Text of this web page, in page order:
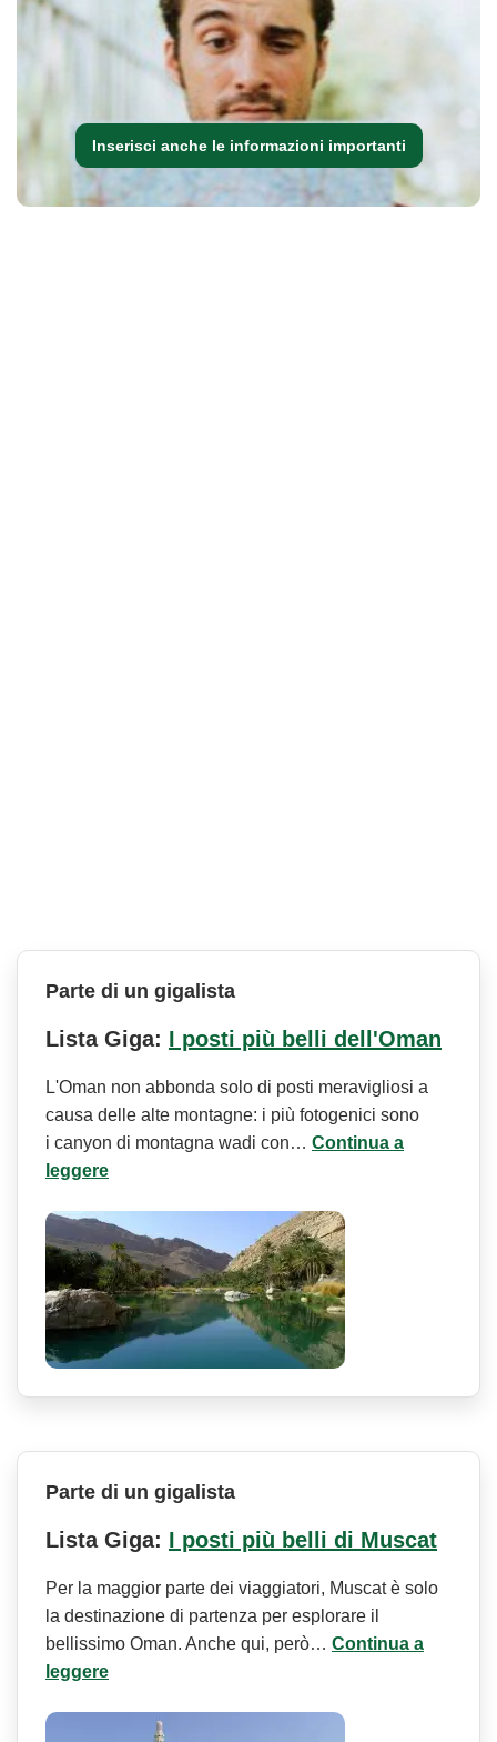
Inserisci anche le informazioni importanti
Parte di un gigalista
Lista Giga: I posti più belli dell'Oman
L'Oman non abbonda solo di posti meravigliosi a
causa delle alte montagne: i più fotogenici sono
i canyon di montagna wadi con… Continua a
leggere
Parte di un gigalista
Lista Giga: I posti più belli di Muscat
Per la maggior parte dei viaggiatori, Muscat è solo
la destinazione di partenza per esplorare il
bellissimo Oman. Anche qui, però… Continua a
leggere